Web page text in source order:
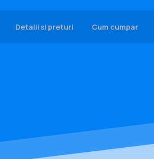
Detalii si preturi Cum cumpar